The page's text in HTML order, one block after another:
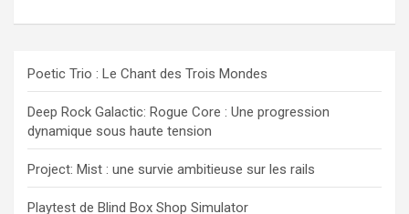
Poetic Trio : Le Chant des Trois Mondes
Deep Rock Galactic: Rogue Core : Une progression
dynamique sous haute tension
Project: Mist : une survie ambitieuse sur les rails
Playtest de Blind Box Shop Simulator